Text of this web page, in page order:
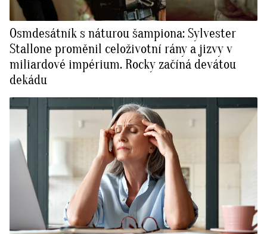
Osmdesátník s náturou šampiona: Sylvester
Stallone proměnil celoživotní rány a jizvy v
miliardové impérium. Rocky začíná devátou
dekádu